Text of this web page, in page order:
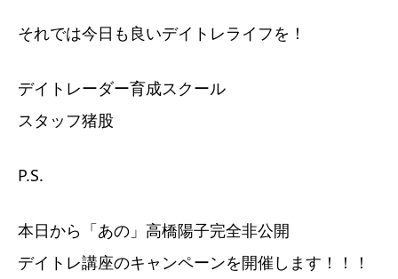
それでは今日も良いデイトレライフを！
デイトレーダー育成スクール
スタッフ猪股
P.S.
本日から「あの」高橋陽子完全非公開
デイトレ講座のキャンペーンを開催します！！！